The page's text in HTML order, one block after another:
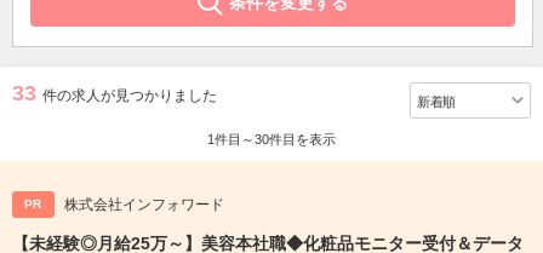
33 件の求人が見つかりました
1件目～30件目を表示
PR 株式会社インフォワード
【未経験◎月給25万～】美容本社職◆化粧品モニター受付＆データ